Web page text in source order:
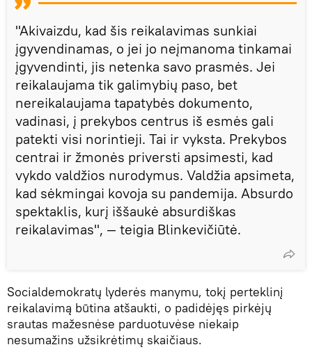
"Akivaizdu, kad šis reikalavimas sunkiai
įgyvendinamas, o jei jo neįmanoma tinkamai
įgyvendinti, jis netenka savo prasmės. Jei
reikalaujama tik galimybių paso, bet
nereikalaujama tapatybės dokumento,
vadinasi, į prekybos centrus iš esmės gali
patekti visi norintieji. Tai ir vyksta. Prekybos
centrai ir žmonės priversti apsimesti, kad
vykdo valdžios nurodymus. Valdžia apsimeta,
kad sėkmingai kovoja su pandemija. Absurdo
spektaklis, kurį iššaukė absurdiškas
reikalavimas", — teigia Blinkevičiūtė.
Socialdemokratų lyderės manymu, tokį perteklinį
reikalavimą būtina atšaukti, o padidėjęs pirkėjų
srautas mažesnėse parduotuvėse niekaip
nesumažins užsikrėtimų skaičiaus.